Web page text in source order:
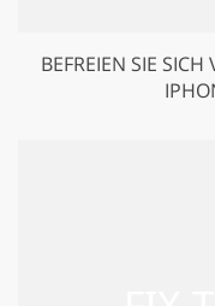
BEFREIEN SIE